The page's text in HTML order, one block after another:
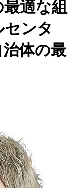
適な組
ンタ
体の最